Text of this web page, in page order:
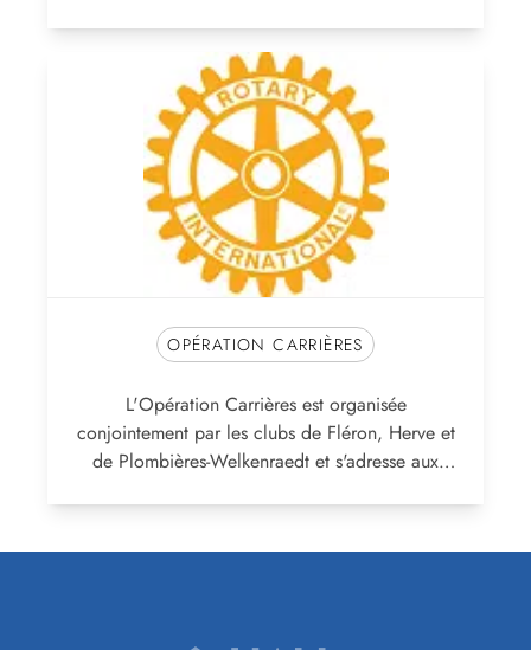
OPÉRATION CARRIÈRES
L'Opération Carrières est organisée
conjointement par les clubs de Fléron, Herve et
de Plombières-Welkenraedt et s'adresse aux